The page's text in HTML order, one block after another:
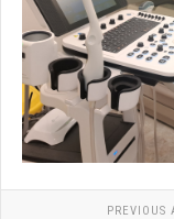
PREVIOUS